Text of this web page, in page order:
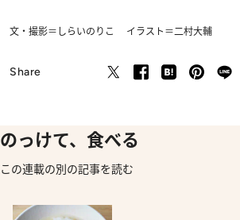
文・撮影＝しらいのりこ イラスト＝二村大輔
Share
のっけて、食べる
この連載の別の記事を読む